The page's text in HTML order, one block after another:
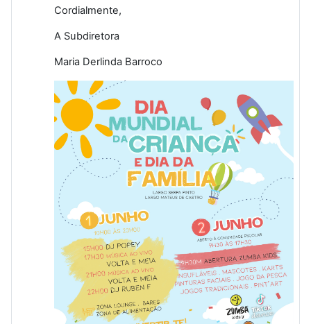
Cordialmente,
A Subdiretora
Maria Derlinda Barroco